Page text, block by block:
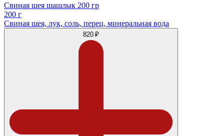
Свиная шея шашлык 200 гр
200 г
Свиная шея, лук, соль, перец, минеральная вода
820 ₽